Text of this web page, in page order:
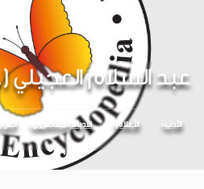
عبد السلام العجيلي (1918 - 2006)
الأدب الأعلام الأدباء المعاصرون العرب